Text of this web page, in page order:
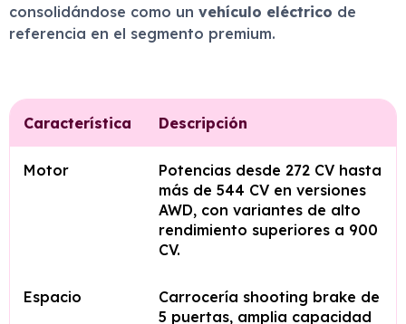
consolidándose como un vehículo eléctrico de
referencia en el segmento premium.
Característica Descripción
Motor
Potencias desde 272 CV hasta
más de 544 CV en versiones
AWD, con variantes de alto
rendimiento superiores a 900
CV.
Espacio
Carrocería shooting brake de
5 puertas, amplia capacidad